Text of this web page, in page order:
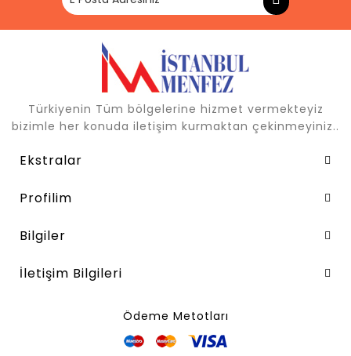
Türkiyenin Tüm bölgelerine hizmet vermekteyiz
bizimle her konuda iletişim kurmaktan çekinmeyiniz..
Ekstralar
Profilim
Bilgiler
İletişim Bilgileri
Ödeme Metotları